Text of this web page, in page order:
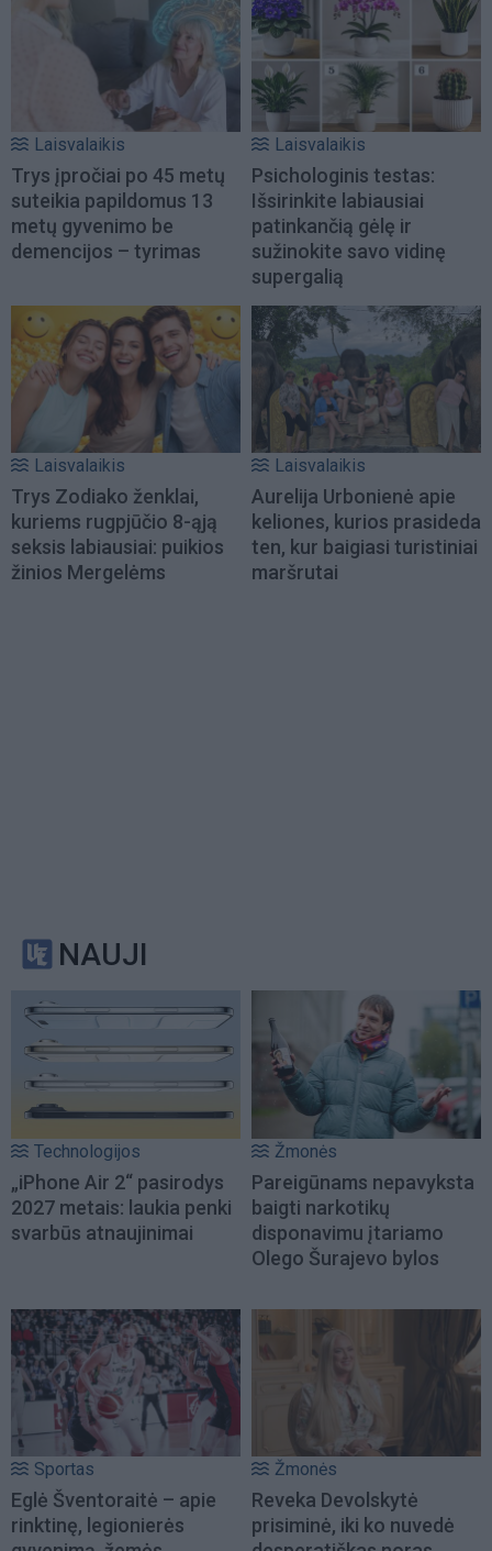
Laisvalaikis
Trys įpročiai po 45 metų
suteikia papildomus 13
metų gyvenimo be
demencijos – tyrimas
Laisvalaikis
Psichologinis testas:
Išsirinkite labiausiai
patinkančią gėlę ir
sužinokite savo vidinę
supergalią
Laisvalaikis
Trys Zodiako ženklai,
kuriems rugpjūčio 8-ąją
seksis labiausiai: puikios
žinios Mergelėms
Laisvalaikis
Aurelija Urbonienė apie
keliones, kurios prasideda
ten, kur baigiasi turistiniai
maršrutai
NAUJI
Technologijos
„iPhone Air 2“ pasirodys
2027 metais: laukia penki
svarbūs atnaujinimai
Žmonės
Pareigūnams nepavyksta
baigti narkotikų
disponavimu įtariamo
Olego Šurajevo bylos
Sportas
Eglė Šventoraitė – apie
rinktinę, legionierės
Žmonės
Reveka Devolskytė
prisiminė, iki ko nuvedė